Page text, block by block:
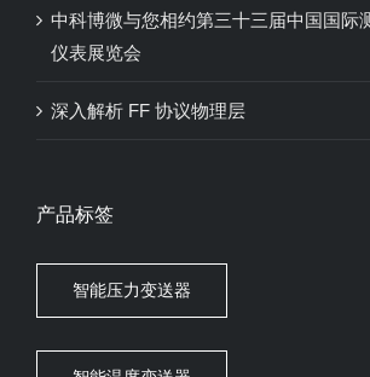
中科博微与您相约第三十三届中国国际
仪表展览会
深入解析 FF 协议物理层
产品标签
智能压力变送器